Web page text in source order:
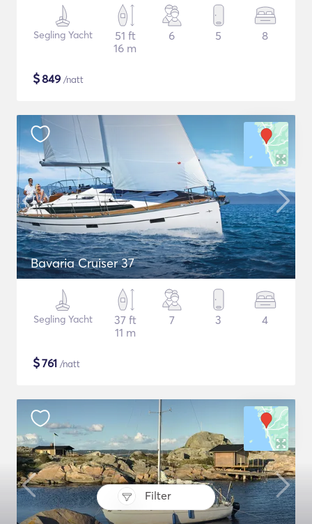
Filter
Segling Yacht
51 ft
16 m
6 5 8
$849 /natt
Bavaria Cruiser 37
Segling Yacht
37 ft
11 m
7 3 4
$761 /natt